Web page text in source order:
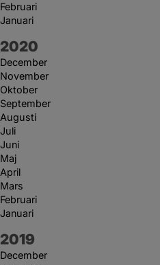
Februari
Januari
År:
2020
December
November
Oktober
September
Augusti
Juli
Juni
Maj
April
Mars
Februari
Januari
År:
2019
December